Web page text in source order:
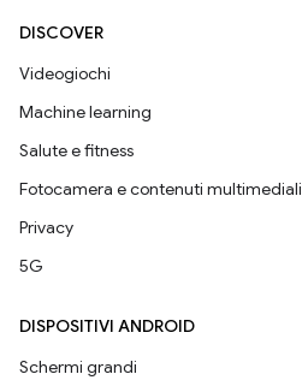
DISCOVER
Videogiochi
Machine learning
Salute e fitness
Fotocamera e contenuti multimediali
Privacy
5G
DISPOSITIVI ANDROID
Schermi grandi